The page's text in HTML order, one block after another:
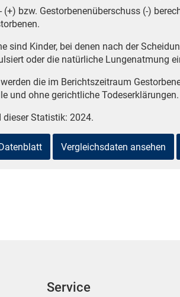
(+) bzw. Gestorbenenüberschuss (-)
sind Kinder, bei denen nach der
oder die natürliche Lungenatmung
die im Berichtszeitraum
und ohne gerichtliche Todeserklärungen.
dieser Statistik: 2024.
Vergleichsdaten ansehen
Service